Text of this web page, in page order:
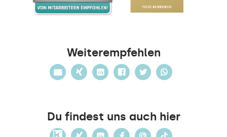
Weiterempfehlen
Du findest uns auch hier